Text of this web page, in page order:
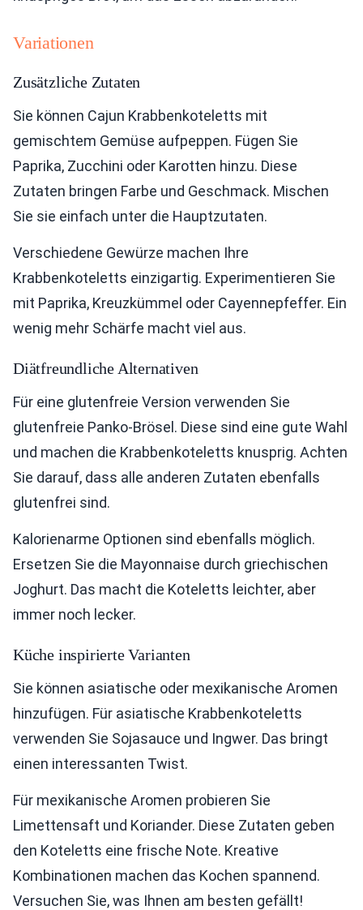
Variationen
Zusätzliche Zutaten
Sie können Cajun Krabbenkoteletts mit
gemischtem Gemüse aufpeppen. Fügen Sie
Paprika, Zucchini oder Karotten hinzu. Diese
Zutaten bringen Farbe und Geschmack. Mischen
Sie sie einfach unter die Hauptzutaten.
Verschiedene Gewürze machen Ihre
Krabbenkoteletts einzigartig. Experimentieren Sie
mit Paprika, Kreuzkümmel oder Cayennepfeffer. Ein
wenig mehr Schärfe macht viel aus.
Diätfreundliche Alternativen
Für eine glutenfreie Version verwenden Sie
glutenfreie Panko-Brösel. Diese sind eine gute Wahl
und machen die Krabbenkoteletts knusprig. Achten
Sie darauf, dass alle anderen Zutaten ebenfalls
glutenfrei sind.
Kalorienarme Optionen sind ebenfalls möglich.
Ersetzen Sie die Mayonnaise durch griechischen
Joghurt. Das macht die Koteletts leichter, aber
immer noch lecker.
Küche inspirierte Varianten
Sie können asiatische oder mexikanische Aromen
hinzufügen. Für asiatische Krabbenkoteletts
verwenden Sie Sojasauce und Ingwer. Das bringt
einen interessanten Twist.
Für mexikanische Aromen probieren Sie
Limettensaft und Koriander. Diese Zutaten geben
den Koteletts eine frische Note. Kreative
Kombinationen machen das Kochen spannend.
Versuchen Sie, was Ihnen am besten gefällt!